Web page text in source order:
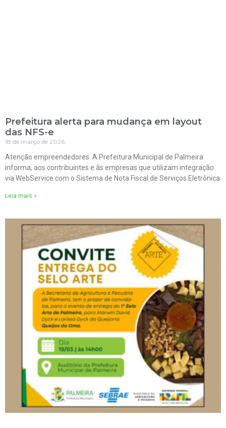
Prefeitura alerta para mudança em layout
das NFS-e
18 de março de 2026
Atenção empreendedores. A Prefeitura Municipal de Palmeira
informa, aos contribuintes e às empresas que utilizam integração
via WebService com o Sistema de Nota Fiscal de Serviços Eletrônica
Leia mais »